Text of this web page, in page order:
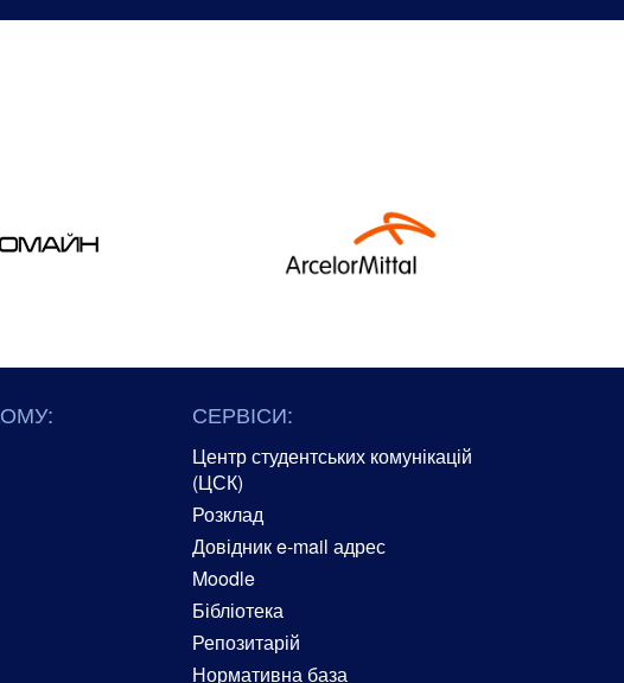
СЕРВІСИ:
Центр студентських комунікацій
(ЦСК)
Розклад
Довідник e-mail адрес
Moodle
Бібліотека
Репозитарій
Нормативна база